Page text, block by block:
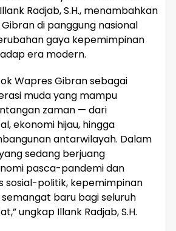
Radjab, S.H., menambahkan
di panggung nasional
gaya kepemimpinan
era modern.
Wapres Gibran sebagai
muda yang mampu
zaman — dari
ekonomi hijau, hingga
antarwilayah. Dalam
sedang berjuang
pasca-pandemi dan
sosial-politik, kepemimpinan
baru bagi seluruh
ungkap Illank Radjab, S.H.